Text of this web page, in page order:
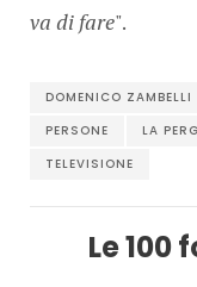
va di fare".
DOMENICO ZAMBELLI
PERSONE
LA
TELEVISIONE
Le 100